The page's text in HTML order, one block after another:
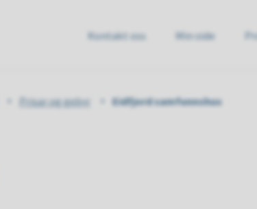
Kontakt oss Min side
Prisar og gebyr Eidfjord samfunnshus